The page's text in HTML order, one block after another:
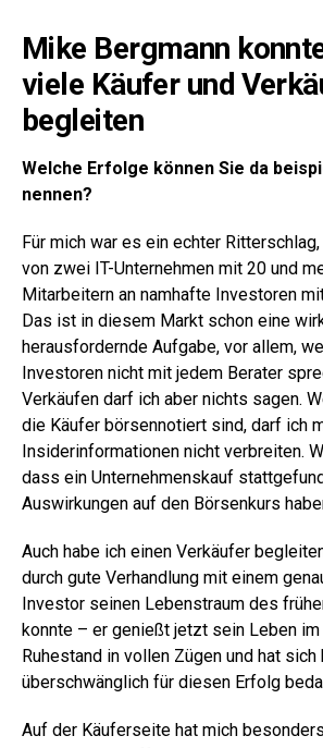
Mike Bergmann
viele Käufer und
begleiten
Welche Erfolge können Sie da
nennen?
Für mich war es ein echter
von zwei IT-Unternehmen mit 20 und
Mitarbeitern an namhafte Investoren
Das ist in diesem Markt schon eine
herausfordernde Aufgabe, vor allem,
Investoren nicht mit jedem Berater
Verkäufen darf ich aber nichts sagen.
die Käufer börsennotiert sind, darf ich
Insiderinformationen nicht verbreiten.
dass ein Unternehmenskauf
Auswirkungen auf den Börsenkurs
Auch habe ich einen Verkäufer
durch gute Verhandlung mit einem
Investor seinen Lebenstraum des
konnte – er genießt jetzt sein Leben
Ruhestand in vollen Zügen und hat sich
überschwänglich für diesen Erfolg
Auf der Käuferseite hat mich